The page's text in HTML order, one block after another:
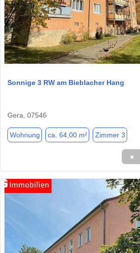
Sonnige 3 RW am Bieblacher Hang
Gera, 07546
Wohnung ca. 64,00 m² Zimmer 3
★